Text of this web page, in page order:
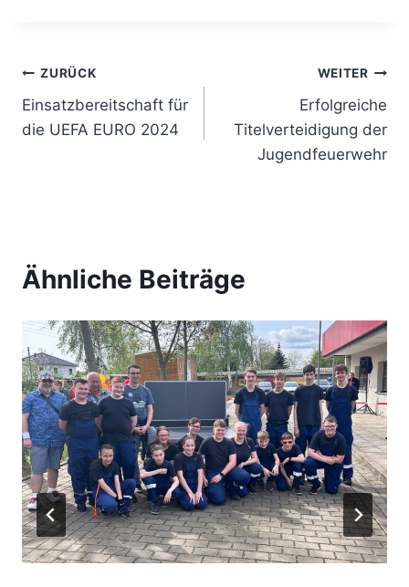
Beitragsnavigation
ZURÜCK
Einsatzbereitschaft für
die UEFA EURO 2024
WEITER
Erfolgreiche
Titelverteidigung der
Jugendfeuerwehr
Ähnliche Beiträge